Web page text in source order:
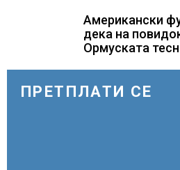
загинувањето
прилепски
Американски
дека на
Ормуската
ПРЕТПЛАТИ СЕ